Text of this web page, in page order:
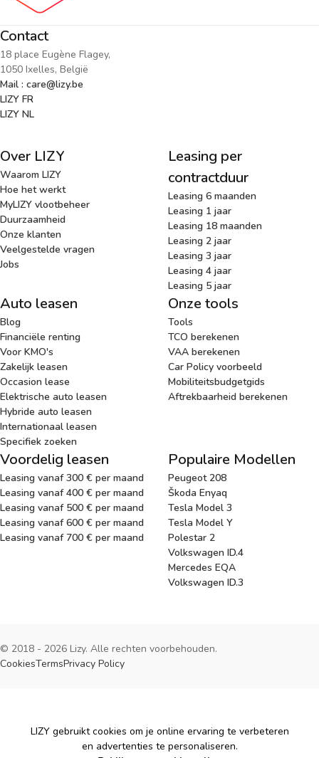
Contact
18 place Eugène Flagey,
1050 Ixelles, België
Mail : care@lizy.be
LIZY FR
LIZY NL
Over LIZY
Waarom LIZY
Hoe het werkt
MyLIZY vlootbeheer
Duurzaamheid
Onze klanten
Veelgestelde vragen
Jobs
Leasing per
contractduur
Leasing 6 maanden
Leasing 1 jaar
Leasing 18 maanden
Leasing 2 jaar
Leasing 3 jaar
Leasing 4 jaar
Leasing 5 jaar
Auto leasen
Blog
Financiële renting
Voor KMO's
Zakelijk leasen
Occasion lease
Elektrische auto leasen
Hybride auto leasen
Internationaal leasen
Specifiek zoeken
Onze tools
Tools
TCO berekenen
VAA berekenen
Car Policy voorbeeld
Mobiliteitsbudgetgids
Aftrekbaarheid berekenen
Voordelig leasen
Leasing vanaf 300 € per maand
Leasing vanaf 400 € per maand
Leasing vanaf 500 € per maand
Leasing vanaf 600 € per maand
Leasing vanaf 700 € per maand
Populaire Modellen
Peugeot 208
Škoda Enyaq
Tesla Model 3
Tesla Model Y
Polestar 2
Volkswagen ID.4
Mercedes EQA
Volkswagen ID.3
© 2018 - 2026 Lizy. Alle rechten voorbehouden.
CookiesTermsPrivacy Policy
Cookies
LIZY gebruikt cookies om je online ervaring te verbeteren
en advertenties te personaliseren.